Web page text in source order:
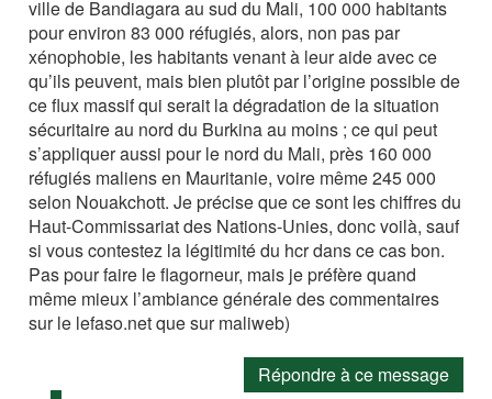
ville de Bandiagara au sud du Mali, 100 000 habitants
pour environ 83 000 réfugiés, alors, non pas par
xénophobie, les habitants venant à leur aide avec ce
qu’ils peuvent, mais bien plutôt par l’origine possible de
ce flux massif qui serait la dégradation de la situation
sécuritaire au nord du Burkina au moins ; ce qui peut
s’appliquer aussi pour le nord du Mali, près 160 000
réfugiés maliens en Mauritanie, voire même 245 000
selon Nouakchott. Je précise que ce sont les chiffres du
Haut-Commissariat des Nations-Unies, donc voilà, sauf
si vous contestez la légitimité du hcr dans ce cas bon.
Pas pour faire le flagorneur, mais je préfère quand
même mieux l’ambiance générale des commentaires
sur le lefaso.net que sur maliweb)
Répondre à ce message